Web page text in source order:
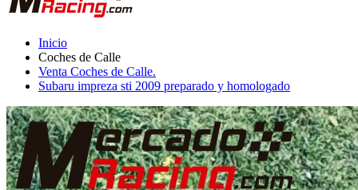
Coches de Calle
Venta Coches de Calle.
Subaru impreza sti 2009 preparado y homologado